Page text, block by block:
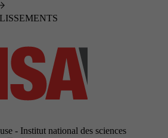
- Institut national des sciences